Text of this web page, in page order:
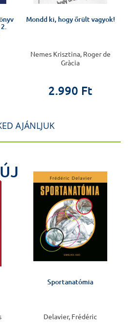
Mondd ki, hogy őrült vagyok!
Nemes Krisztina, Roger de
Gràcia
2.990 Ft
AJÁNLJUK
ÚJ
Sportanatómia
Delavier, Frédéric